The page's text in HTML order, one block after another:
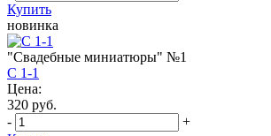
Купить
новинка
"Свадебные миниатюры" №1
С 1-1
Цена:
320 руб.
-
+